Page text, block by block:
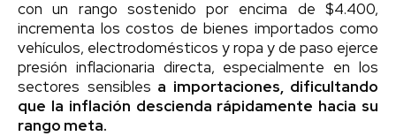
con un rango sostenido por encima de $4.400,
incrementa los costos de bienes importados como
vehículos, electrodomésticos y ropa y de paso ejerce
presión inflacionaria directa, especialmente en los
sectores sensibles a importaciones, dificultando
que la inflación descienda rápidamente hacia su
rango meta.